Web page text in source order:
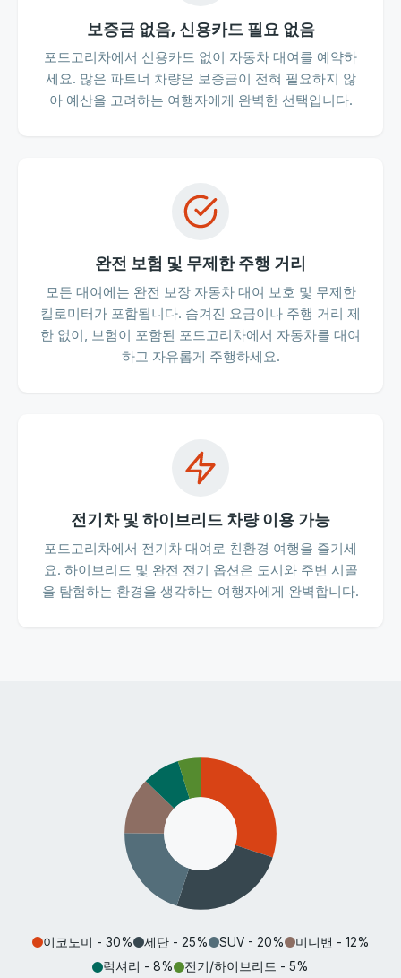
보증금 없음, 신용카드 필요 없음
포드고리차에서 신용카드 없이 자동차 대여를 예약하
세요. 많은 파트너 차량은 보증금이 전혀 필요하지 않
아 예산을 고려하는 여행자에게 완벽한 선택입니다.
완전 보험 및 무제한 주행 거리
모든 대여에는 완전 보장 자동차 대여 보호 및 무제한
킬로미터가 포함됩니다. 숨겨진 요금이나 주행 거리 제
한 없이, 보험이 포함된 포드고리차에서 자동차를 대여
하고 자유롭게 주행하세요.
전기차 및 하이브리드 차량 이용 가능
포드고리차에서 전기차 대여로 친환경 여행을 즐기세
요. 하이브리드 및 완전 전기 옵션은 도시와 주변 시골
을 탐험하는 환경을 생각하는 여행자에게 완벽합니다.
이코노미 - 30% 세단 - 25% SUV - 20%
미니밴 - 12%
럭셔리 - 8%
전기/하이브리드 - 5%